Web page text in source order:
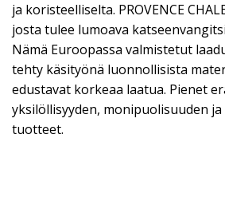
ja koristeelliselta. PROVENCE
josta tulee lumoava
Nämä Euroopassa valmistetut
tehty käsityönä luonnollisista
edustavat korkeaa laatua. Pienet
yksilöllisyyden, monipuolisuuden
tuotteet.